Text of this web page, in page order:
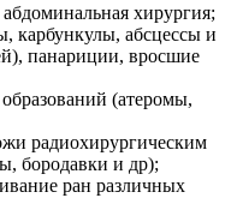
хирургия;
карбункулы, абсцессы и
панариции, вросшие
(атеромы,
радиохирургическим
бородавки и др);
ран различных